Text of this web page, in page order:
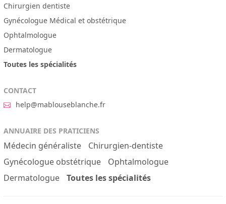
Chirurgien dentiste
Gynécologue Médical et obstétrique
Ophtalmologue
Dermatologue
Toutes les spécialités
CONTACT
help@mablouseblanche.fr
ANNUAIRE DES PRATICIENS
Médecin généraliste
Chirurgien-dentiste
Gynécologue obstétrique
Ophtalmologue
Dermatologue
Toutes les spécialités